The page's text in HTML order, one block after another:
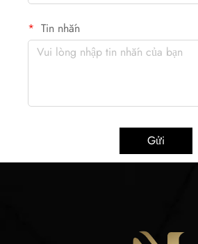
Tin nhắn
Gửi